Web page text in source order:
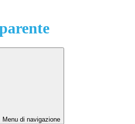
Menu di navigazione